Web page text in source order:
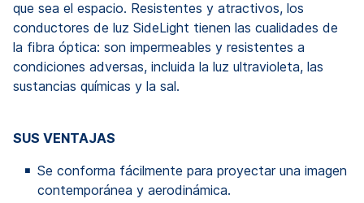
que sea el espacio. Resistentes y atractivos, los
conductores de luz SideLight tienen las cualidades de
la fibra óptica: son impermeables y resistentes a
condiciones adversas, incluida la luz ultravioleta, las
sustancias químicas y la sal.
SUS VENTAJAS
Se conforma fácilmente para proyectar una imagen
contemporánea y aerodinámica.